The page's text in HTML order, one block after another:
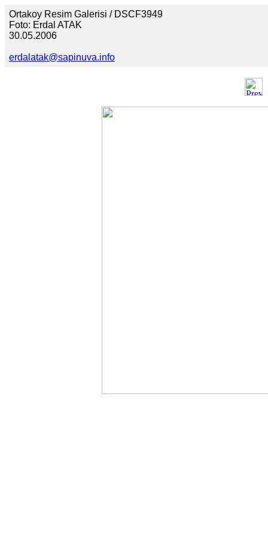
Ortakoy Resim Galerisi / DSCF3949
Foto: Erdal ATAK
30.05.2006
erdalatak@sapinuva.info